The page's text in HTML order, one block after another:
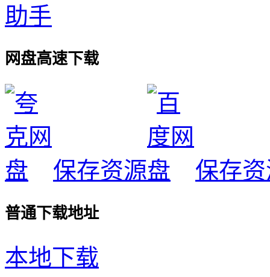
网盘高速下载
保存资源 保存
普通下载地址
本地下载